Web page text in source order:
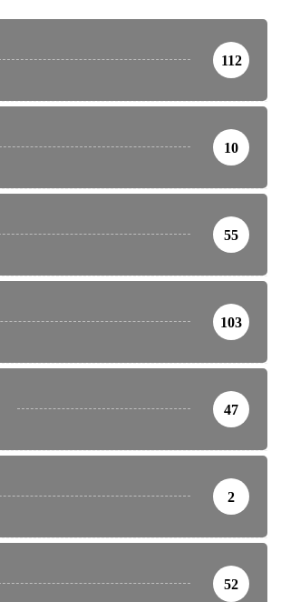
112
10
55
103
47
2
52